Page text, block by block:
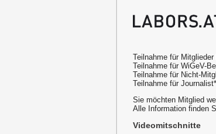
Teilnahme für Mitglieder
Teilnahme für WiGeV-
Teilnahme für Nicht-
Teilnahme für
Sie möchten Mitglied
Alle Information finden
Videomitschnitte